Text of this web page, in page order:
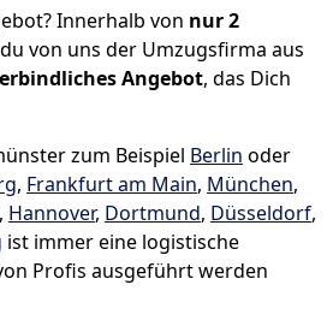
Innerhalb von nur 2
von uns der Umzugsfirma aus
Angebot, das Dich
zum Beispiel Berlin oder
, Frankfurt am Main, München,
, Hannover, Dortmund, Düsseldorf,
ist immer eine logistische
Profis ausgeführt werden